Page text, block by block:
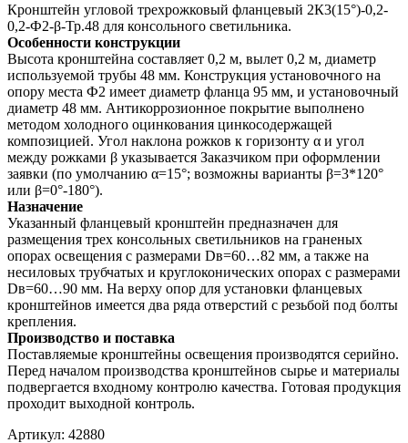
Кронштейн угловой трехрожковый фланцевый 2К3(15°)-0,2-
0,2-Ф2-β-Тр.48 для консольного светильника.
Особенности конструкции
Высота кронштейна составляет 0,2 м, вылет 0,2 м, диаметр
используемой трубы 48 мм. Конструкция установочного на
опору места Ф2 имеет диаметр фланца 95 мм, и установочный
диаметр 48 мм. Антикоррозионное покрытие выполнено
методом холодного оцинкования цинкосодержащей
композицией. Угол наклона рожков к горизонту α и угол
между рожками β указывается Заказчиком при оформлении
заявки (по умолчанию α=15°; возможны варианты β=3*120°
или β=0°-180°).
Назначение
Указанный фланцевый кронштейн предназначен для
размещения трех консольных светильников на граненых
опорах освещения с размерами Dв=60…82 мм, а также на
несиловых трубчатых и круглоконических опорах с размерами
Dв=60…90 мм. На верху опор для установки фланцевых
кронштейнов имеется два ряда отверстий с резьбой под болты
крепления.
Производство и поставка
Поставляемые кронштейны освещения производятся серийно.
Перед началом производства кронштейнов сырье и материалы
подвергается входному контролю качества. Готовая продукция
проходит выходной контроль.
Артикул: 42880